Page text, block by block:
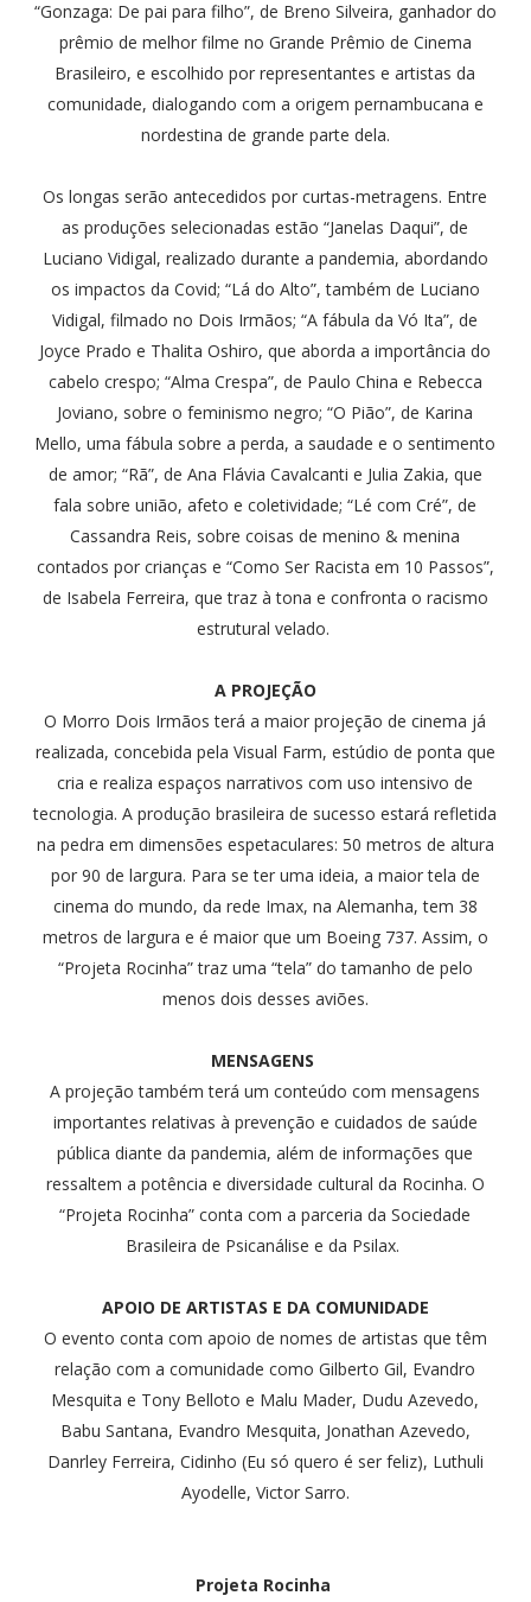
“Gonzaga: De pai para filho”, de Breno Silveira, ganhador do
prêmio de melhor filme no Grande Prêmio de Cinema
Brasileiro, e escolhido por representantes e artistas da
comunidade, dialogando com a origem pernambucana e
nordestina de grande parte dela.
Os longas serão antecedidos por curtas-metragens. Entre
as produções selecionadas estão “Janelas Daqui”, de
Luciano Vidigal, realizado durante a pandemia, abordando
os impactos da Covid; “Lá do Alto”, também de Luciano
Vidigal, filmado no Dois Irmãos; “A fábula da Vó Ita”, de
Joyce Prado e Thalita Oshiro, que aborda a importância do
cabelo crespo; “Alma Crespa”, de Paulo China e Rebecca
Joviano, sobre o feminismo negro; “O Pião”, de Karina
Mello, uma fábula sobre a perda, a saudade e o sentimento
de amor; “Rã”, de Ana Flávia Cavalcanti e Julia Zakia, que
fala sobre união, afeto e coletividade; “Lé com Cré”, de
Cassandra Reis, sobre coisas de menino & menina
contados por crianças e “Como Ser Racista em 10 Passos”,
de Isabela Ferreira, que traz à tona e confronta o racismo
estrutural velado.
A PROJEÇÃO
O Morro Dois Irmãos terá a maior projeção de cinema já
realizada, concebida pela Visual Farm, estúdio de ponta que
cria e realiza espaços narrativos com uso intensivo de
tecnologia. A produção brasileira de sucesso estará refletida
na pedra em dimensões espetaculares: 50 metros de altura
por 90 de largura. Para se ter uma ideia, a maior tela de
cinema do mundo, da rede Imax, na Alemanha, tem 38
metros de largura e é maior que um Boeing 737. Assim, o
“Projeta Rocinha” traz uma “tela” do tamanho de pelo
menos dois desses aviões.
MENSAGENS
A projeção também terá um conteúdo com mensagens
importantes relativas à prevenção e cuidados de saúde
pública diante da pandemia, além de informações que
ressaltem a potência e diversidade cultural da Rocinha. O
“Projeta Rocinha” conta com a parceria da Sociedade
Brasileira de Psicanálise e da Psilax.
APOIO DE ARTISTAS E DA COMUNIDADE
O evento conta com apoio de nomes de artistas que têm
relação com a comunidade como Gilberto Gil, Evandro
Mesquita e Tony Belloto e Malu Mader, Dudu Azevedo,
Babu Santana, Evandro Mesquita, Jonathan Azevedo,
Danrley Ferreira, Cidinho (Eu só quero é ser feliz), Luthuli
Ayodelle, Victor Sarro.
Projeta Rocinha